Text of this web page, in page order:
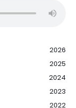
2026
2025
2024
2023
2022